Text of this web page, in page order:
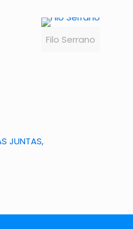
Filo Serrano
JUNTAS,